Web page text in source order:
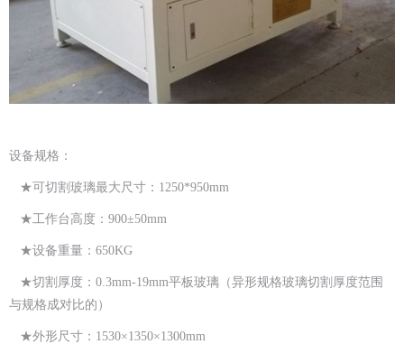
设备规格：
★可切割玻璃最大尺寸：1250*950mm
★工作台高度：900±50mm
★设备重量：650KG
★切割厚度：0.3mm-19mm平板玻璃（异形规格玻璃切割厚度范围
与规格成对比的）
★外形尺寸：1530×1350×1300mm